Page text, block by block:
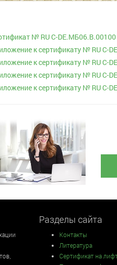
№ RU С-DE.МБ06.B.00100
к сертификату № RU С-
к сертификату № RU С-
к сертификату № RU С-
к сертификату № RU С-
Разделы сайта
Контакты
Литература
Сертификат на